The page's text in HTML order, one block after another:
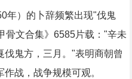
年）的卜辞频繁出现"伐鬼
骨文合集》6585片载："辛未
伐鬼方，三月。"表明商朝曾
战，战争规模可观。